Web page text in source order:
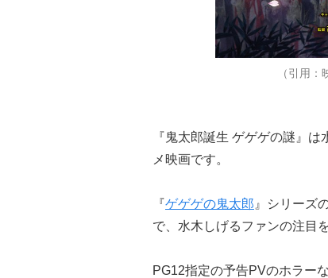
（引用：
『鬼太郎誕生 ゲゲゲの謎』
メ映画です。
『ゲゲゲの鬼太郎 』シリーズ
で、水木しげるファンの注目
PG12指定の予告PVのホラー